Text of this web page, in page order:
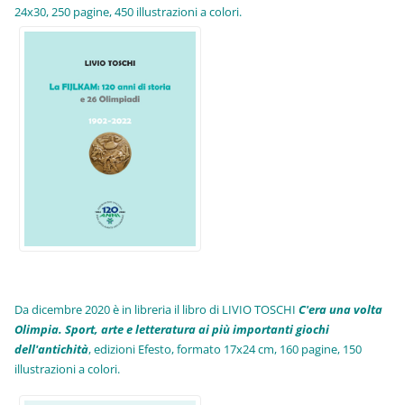
24x30, 250 pagine, 450 illustrazioni a colori.
Da dicembre 2020 è in libreria il libro di LIVIO TOSCHIC'era una volta
Olimpia. Sport, arte e letteratura ai più importanti giochi
dell'antichità,edizioni Efesto, formato 17x24 cm, 160 pagine, 150
illustrazioni a colori.